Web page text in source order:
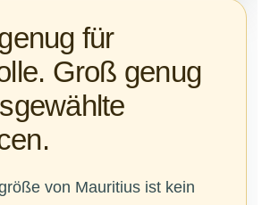
für
Groß genug
von Mauritius ist kein